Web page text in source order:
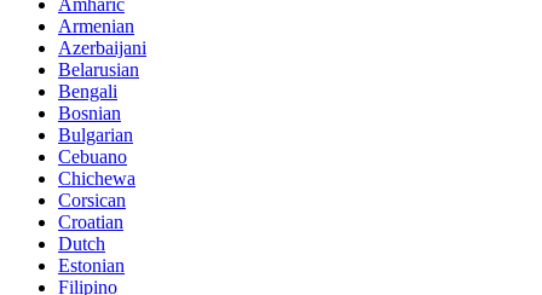
Amharic
Armenian
Azerbaijani
Belarusian
Bengali
Bosnian
Bulgarian
Cebuano
Chichewa
Corsican
Croatian
Dutch
Estonian
Filipino